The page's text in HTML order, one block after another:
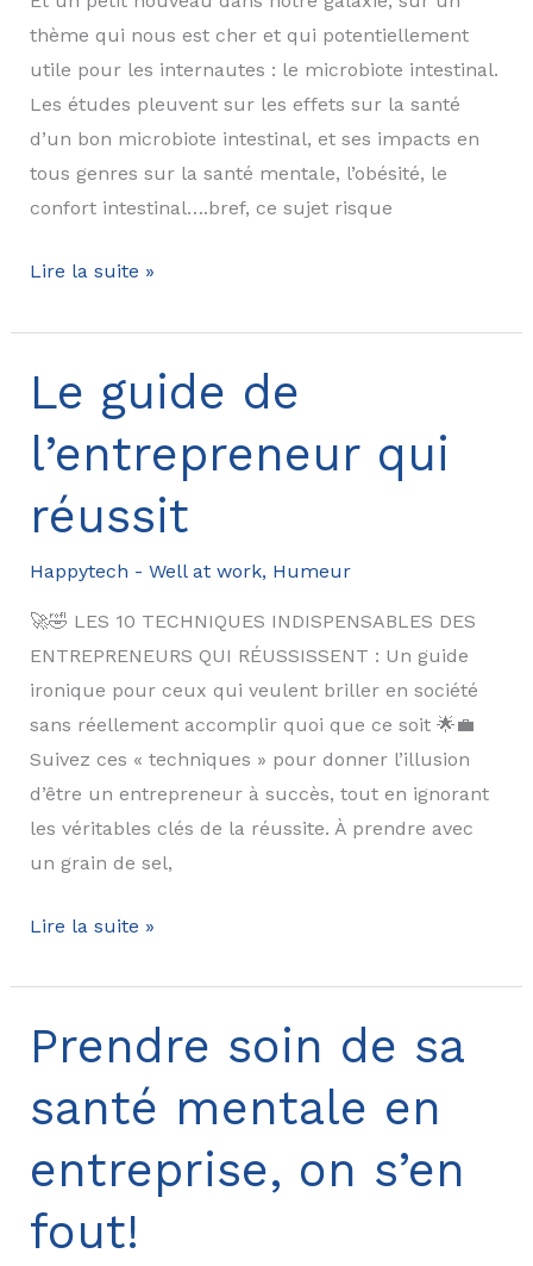
thème qui nous est cher et qui potentiellement
utile pour les internautes : le microbiote intestinal.
Les études pleuvent sur les effets sur la santé
d’un bon microbiote intestinal, et ses impacts en
tous genres sur la santé mentale, l’obésité, le
confort intestinal….bref, ce sujet risque
Lancement
site
sur
le
microbiote
intestinal
Lire la suite »
Le guide de
l’entrepreneur qui
réussit
Happytech - Well at work, Humeur
🚀🤣 LES 10 TECHNIQUES INDISPENSABLES DES
ENTREPRENEURS QUI RÉUSSISSENT : Un guide
ironique pour ceux qui veulent briller en société
sans réellement accomplir quoi que ce soit 🌟💼
Suivez ces « techniques » pour donner l’illusion
d’être un entrepreneur à succès, tout en ignorant
les véritables clés de la réussite. À prendre avec
un grain de sel,
Le
de
l’entrepreneur
qui
réussit
Lire la suite »
Prendre soin de sa
santé mentale en
entreprise, on s’en
fout!